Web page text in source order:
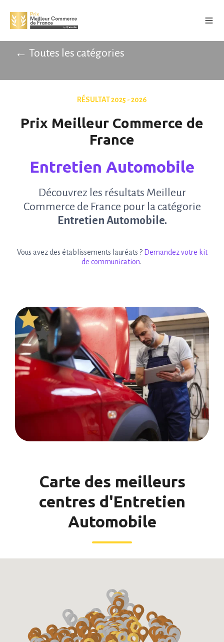
← Toutes les catégories
RÉSULTAT 2025 - 2026
Prix Meilleur Commerce de
France
Entretien Automobile
Découvrez les résultats Meilleur
Commerce de France pour la catégorie
Entretien Automobile.
Vous avez des établissements lauréats ? Demandez votre kit
de communication.
Carte des meilleurs
centres d'Entretien
Automobile